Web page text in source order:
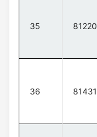
35 81220
36 81431